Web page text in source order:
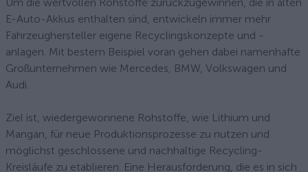
E-Auto-Akkus enthalten sind, entwickeln immer mehr
Fahrzeughersteller eigene Recyclingskonzepte und -
anlagen. Mit bestem Beispiel voran gehen dabei namenhafte
Großunternehmen wie Mercedes, BMW, Volkswagen und
Audi.
Ziel ist, wiedergewonnene Rohstoffe, wie Lithium und
Mangan, für neue Produktionsprozesse zu nutzen und
möglichst geschlossene und nachhaltige Recycling-
Kreisläufe zu etablieren. Eine Herausforderung, die es in sich